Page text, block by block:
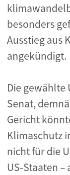
besonders
Ausstieg aus
angekündigt.
Die gewählte
Senat,
Gericht
Klimaschutz
nicht für die
US-Staaten